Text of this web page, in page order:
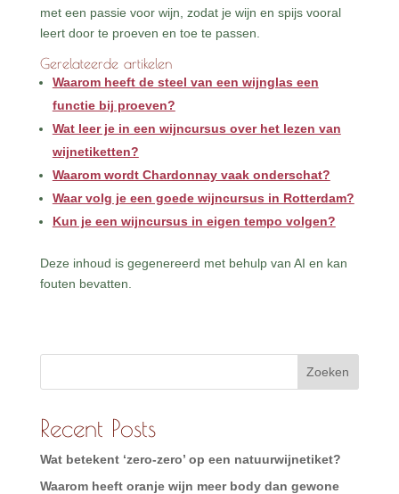
met een passie voor wijn, zodat je wijn en spijs vooral
leert door te proeven en toe te passen.
Gerelateerde artikelen
Waarom heeft de steel van een wijnglas een
functie bij proeven?
Wat leer je in een wijncursus over het lezen van
wijnetiketten?
Waarom wordt Chardonnay vaak onderschat?
Waar volg je een goede wijncursus in Rotterdam?
Kun je een wijncursus in eigen tempo volgen?
Deze inhoud is gegenereerd met behulp van AI en kan
fouten bevatten.
Zoeken
Recent Posts
Wat betekent ‘zero-zero’ op een natuurwijnetiket?
Waarom heeft oranje wijn meer body dan gewone